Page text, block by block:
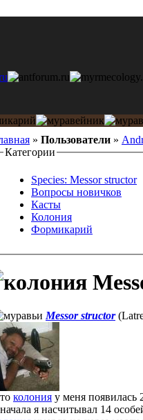
» Пользователи »
Категории
Species: Messor structor
Вопросы новичков
Касты
Колония
Формикарий
Messor structor
колония у меня появилась
я насчитывал 14